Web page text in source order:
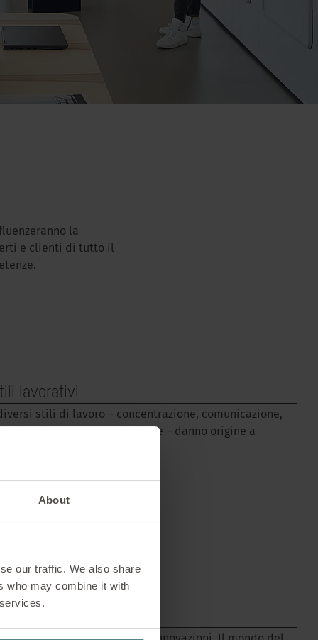
About
our traffic. We also share
who may combine it with
la
e clienti di tutto il
lavorativi
diversi stili di lavoro – concentrazione, comunicazione,
e contemplazione – danno origine a